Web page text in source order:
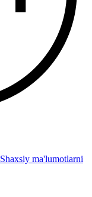
Shaxsiy ma'lumotlarni